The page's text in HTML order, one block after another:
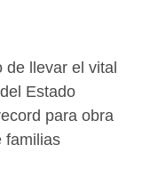
llevar el vital
Estado
para obra
familias